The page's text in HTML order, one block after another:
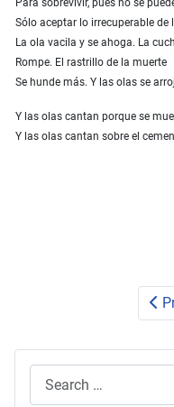
Para sobrevivir, pues no se
Sólo aceptar lo irrecuperable de
La ola vacila y se ahoga. La
Rompe. El rastrillo de la muerte
Se hunde más. Y las olas se
Y las olas cantan porque se
Y las olas cantan sobre el